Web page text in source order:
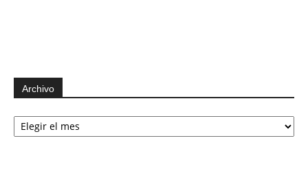
Archivo
Archivo